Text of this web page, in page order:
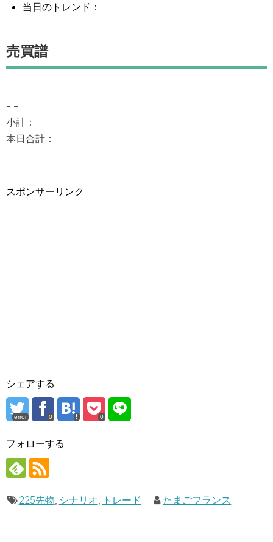
当日のトレンド：
売買譜
– –
– –
小計：
本日合計：
スポンサーリンク
シェアする
error 0 0
フォローする
225先物 シナリオ トレード たまごフランス